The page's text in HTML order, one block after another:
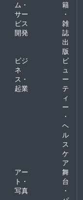
ム・
サー
ビス
開発
籍
・
雑
誌
出
版
ビジ
ネ
ス・
起業
ビ
ュ
ー
テ
ィ
ー
・
ヘ
ル
ス
ケ
ア
アー
ト・
写真
舞
台
・